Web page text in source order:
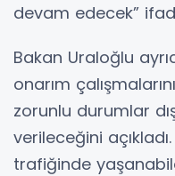
devam edecek”
Bakan Uraloğlu
onarım
zorunlu durumlar
verileceğini
trafiğinde